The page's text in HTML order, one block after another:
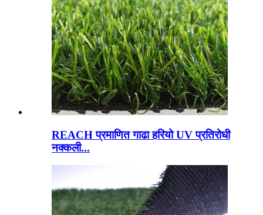
REACH प्रमाणित गाढा हरियो UV प्रतिरोधी
नक्कली...